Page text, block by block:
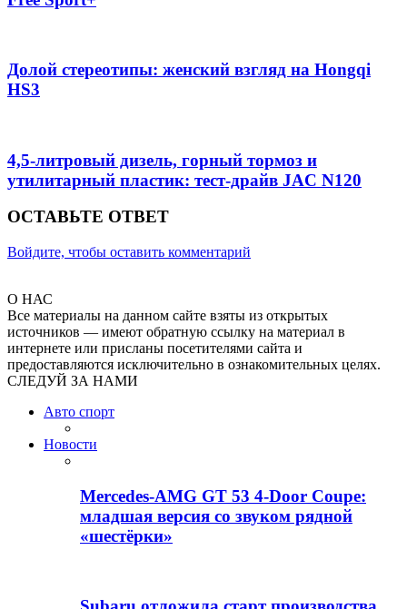
Долой стереотипы: женский взгляд на Hongqi
HS3
4,5-литровый дизель, горный тормоз и
утилитарный пластик: тест-драйв JAC N120
ОСТАВЬТЕ ОТВЕТ
Войдите, чтобы оставить комментарий
О НАС
Все материалы на данном сайте взяты из открытых
источников — имеют обратную ссылку на материал в
интернете или присланы посетителями сайта и
предоставляются исключительно в ознакомительных целях.
СЛЕДУЙ ЗА НАМИ
Авто спорт
Новости
Mercedes-AMG GT 53 4-Door Coupe:
младшая версия со звуком рядной
«шестёрки»